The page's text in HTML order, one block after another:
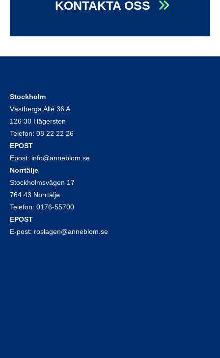
KONTAKTA OSS
Stockholm
Västberga Allé 36 A
126 30 Hägersten
Telefon: 08 22 22 26
EPOST
Epost: info@anneblom.se
Norrtälje
Stockholmsvägen 17
764 43 Norrtälje
Telefon: 0176-55700
EPOST
E-post: roslagen@anneblom.se